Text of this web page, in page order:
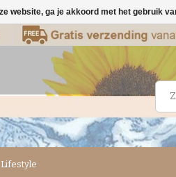
Lifestyle
website, ga je akkoord met het gebruik